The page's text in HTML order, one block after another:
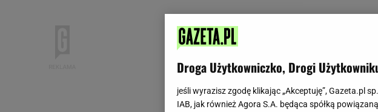
Droga Użytkowniczko, Drogi
jeśli wyrazisz zgodę klikając „Akceptuję”, Gazeta.pl
IAB, jak również Agora S.A. będąca spółką